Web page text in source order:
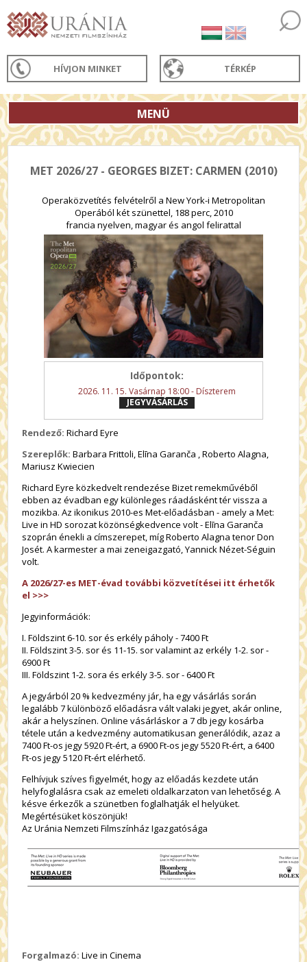
HÍVJON MINKET TÉRKÉP
MENÜ
MET 2026/27 - GEORGES BIZET: CARMEN (2010)
Operaközvetítés felvételről a New York-i Metropolitan
Operából két szünettel, 188 perc, 2010
francia nyelven, magyar és angol felirattal
Időpontok:
2026. 11. 15. Vasárnap 18:00 - Díszterem
JEGYVÁSÁRLÁS
Rendező: Richard Eyre
Szereplők:Barbara Frittoli, Elīna Garanča , Roberto Alagna,
Mariusz Kwiecien
Richard Eyre közkedvelt rendezése Bizet remekművéből
ebben az évadban egy különleges ráadásként tér vissza a
mozikba. Az ikonikus 2010-es Met-előadásban - amely a Met:
Live in HD sorozat közönségkedvence volt - Elīna Garanča
szoprán énekli a címszerepet, míg Roberto Alagna tenor Don
Josét. A karmester a mai zeneigazgató, Yannick Nézet-Séguin
volt.
A 2026/27-es MET-évad további közvetítései itt érhetők
el >>>
Jegyinformációk:
I. Földszint 6-10. sor és erkély páholy - 7400 Ft
II. Földszint 3-5. sor és 11-15. sor valamint az erkély 1-2. sor -
6900 Ft
III. Földszint 1-2. sora és erkély 3-5. sor - 6400 Ft
A jegyárból 20 % kedvezmény jár, ha egy vásárlás során
legalább 7 különböző előadásra vált valaki jegyet, akár online,
akár a helyszínen. Online vásárláskor a 7 db jegy kosárba
tétele után a kedvezmény automatikusan generálódik, azaz a
7400 Ft-os jegy 5920 Ft-ért, a 6900 Ft-os jegy 5520 Ft-ért, a 6400
Ft-os jegy 5120 Ft-ért elérhető.
Felhívjuk szíves figyelmét, hogy az előadás kezdete után
helyfoglalásra csak az emeleti oldalkarzaton van lehetőség. A
késve érkezők a szünetben foglalhatják el helyüket.
Megértésüket köszönjük!
Az Uránia Nemzeti Filmszínház Igazgatósága
Forgalmazó: Live in Cinema